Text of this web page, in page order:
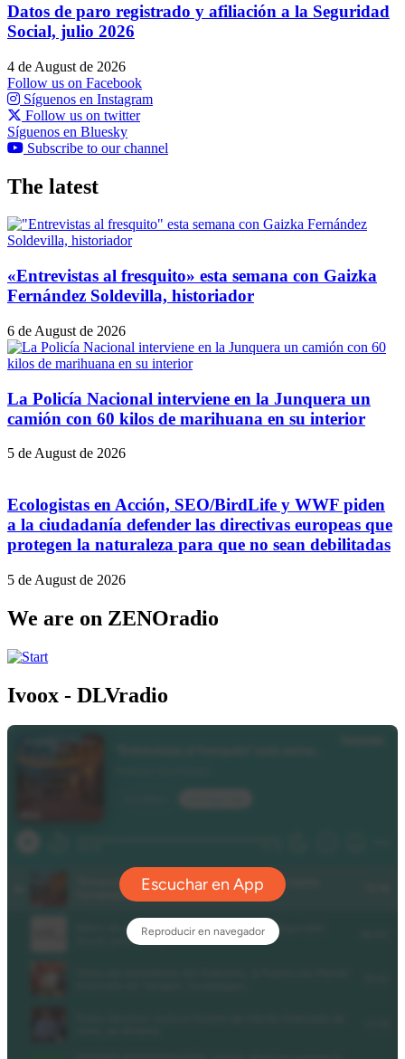
Datos de paro registrado y afiliación a la Seguridad
Social, julio 2026
4 de August de 2026
Follow us on Facebook
Síguenos en Instagram
Follow us on twitter
Síguenos en Bluesky
Subscribe to our channel
The latest
«Entrevistas al fresquito» esta semana con Gaizka
Fernández Soldevilla, historiador
6 de August de 2026
La Policía Nacional interviene en la Junquera un
camión con 60 kilos de marihuana en su interior
5 de August de 2026
Ecologistas en Acción, SEO/BirdLife y WWF piden
a la ciudadanía defender las directivas europeas que
protegen la naturaleza para que no sean debilitadas
5 de August de 2026
We are on ZENOradio
Ivoox - DLVradio